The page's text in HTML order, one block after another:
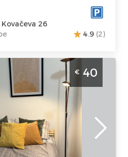
26
4.9 (2)
Place Beograd
Place nalazi se u
u blizini Skadarlije
Gosti:2
Kvadratura :25
m2
€ 40